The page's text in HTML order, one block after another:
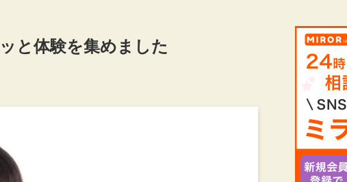
と体験を集めました